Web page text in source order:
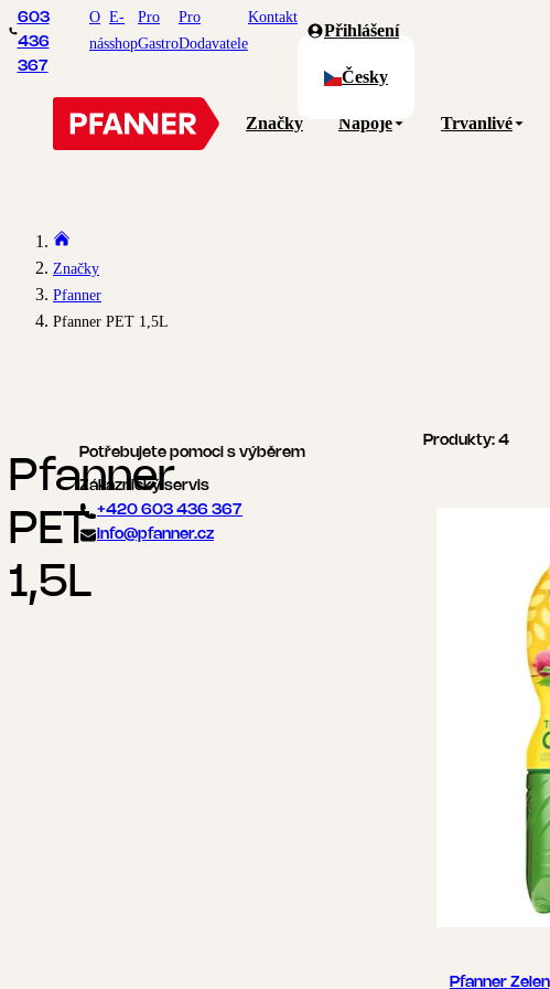
603
436
367
O
nás
E-
shop
Pro
Gastro
Pro
Dodavatele
Kontakt
Česky
Přihlášení
Značky Nápoje Trvanlivé
Značky
Pfanner
Pfanner PET 1,5L
Pfanner
PET
1,5L
Potřebujete pomoci s výběrem
Zákaznický servis
+420 603 436 367
info@pfanner.cz
Produkty: 4
Pfanner